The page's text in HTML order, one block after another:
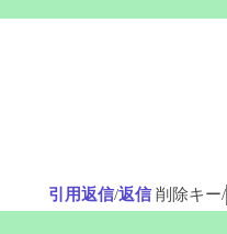
引用返信/返信 削除キー/